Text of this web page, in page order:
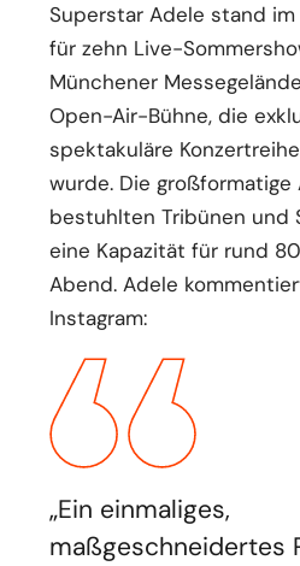
Superstar Adele stand
für zehn Live-
Münchener
Open-Air-Bühne, die
spektakuläre
wurde. Die
bestuhlten Tribünen und
eine Kapazität für rund
Abend. Adele
Instagram:
„Ein einmaliges,
maßgeschneidertes